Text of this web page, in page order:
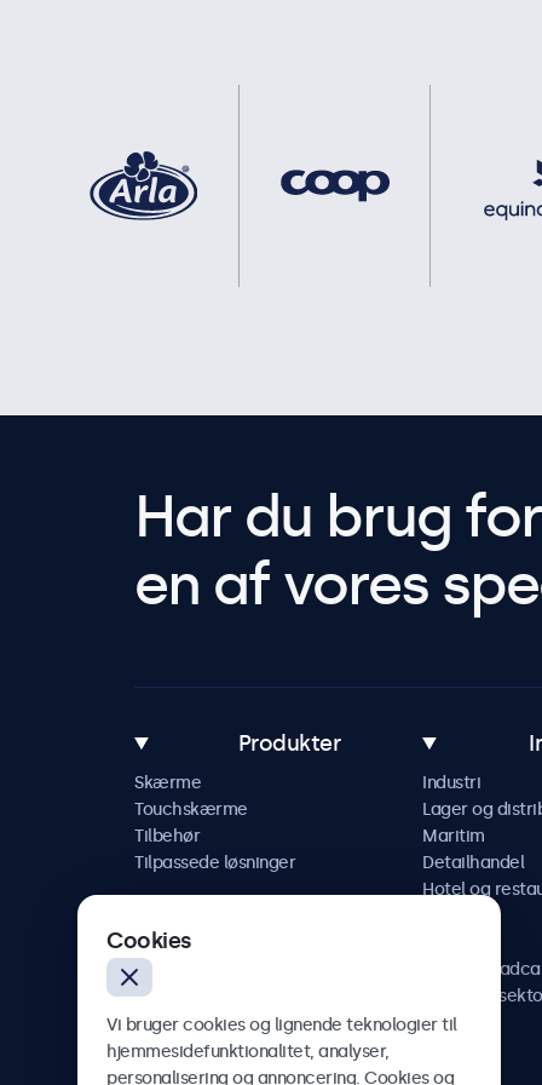
Har du brug
en af vores
Produkter
Skærme
Touchskærme
Tilbehør
Tilpassede løsninger
Industri
Lager og
Maritim
Detailhandel
Hotel og
AV og
Cookies
Vi bruger cookies og lignende teknologier til
hjemmesidefunktionalitet, analyser,
personalisering og annoncering. Cookies og